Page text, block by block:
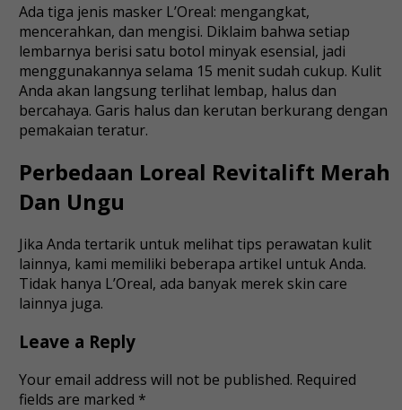
Ada tiga jenis masker L’Oreal: mengangkat,
mencerahkan, dan mengisi. Diklaim bahwa setiap
lembarnya berisi satu botol minyak esensial, jadi
menggunakannya selama 15 menit sudah cukup. Kulit
Anda akan langsung terlihat lembap, halus dan
bercahaya. Garis halus dan kerutan berkurang dengan
pemakaian teratur.
Perbedaan Loreal Revitalift Merah
Dan Ungu
Jika Anda tertarik untuk melihat tips perawatan kulit
lainnya, kami memiliki beberapa artikel untuk Anda.
Tidak hanya L’Oreal, ada banyak merek skin care
lainnya juga.
Leave a Reply
Your email address will not be published. Required
fields are marked *